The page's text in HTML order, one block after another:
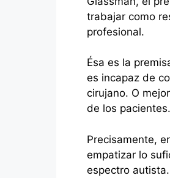
trabajar como
profesional.
Ésa es la
es incapaz de
cirujano. O
de los pacientes.
Precisamente,
empatizar lo
espectro